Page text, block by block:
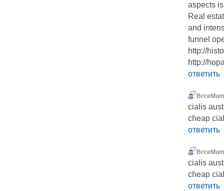
aspects
Real
and
funnel
http://
http://
ответить
BrceMum
cialis
cheap
ответить
BrceMum
cialis
cheap
ответить